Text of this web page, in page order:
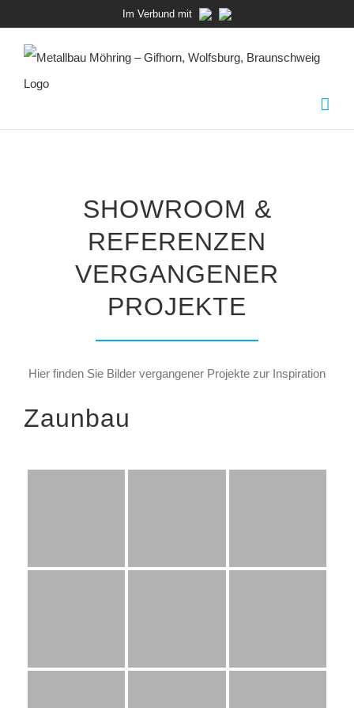
springen
Im Verbund mit
SHOWROOM &
REFERENZEN
VERGANGENER
PROJEKTE
Hier finden Sie Bilder vergangener Projekte zur Inspiration
Zaunbau